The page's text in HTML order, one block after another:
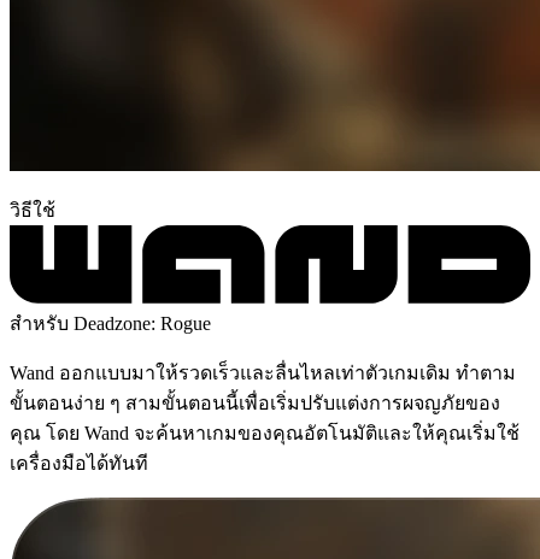
วิธีใช้
สำหรับ Deadzone: Rogue
Wand ออกแบบมาให้รวดเร็วและลื่นไหลเท่าตัวเกมเดิม ทำตาม
ขั้นตอนง่าย ๆ สามขั้นตอนนี้เพื่อเริ่มปรับแต่งการผจญภัยของ
คุณ โดย Wand จะค้นหาเกมของคุณอัตโนมัติและให้คุณเริ่มใช้
เครื่องมือได้ทันที